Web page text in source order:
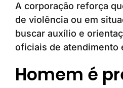
A corporação reforça
de violência ou em
buscar auxílio e
oficiais de atendimento
Homem é